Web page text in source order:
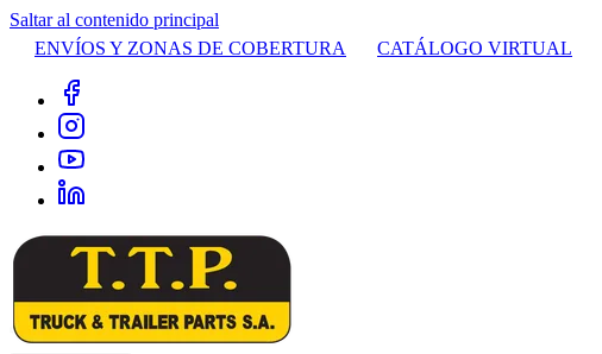
Saltar al contenido principal
ENVÍOS Y ZONAS DE COBERTURA
CATÁLOGO VIRTUAL